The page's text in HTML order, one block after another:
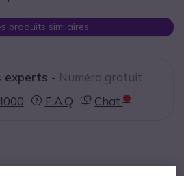
produits similaires
experts - Numéro gratuit
F.A.Q Chat